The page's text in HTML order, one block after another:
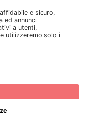
Firenze, Italia